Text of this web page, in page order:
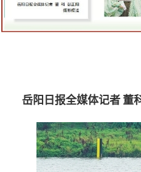
岳阳日报全媒体记者 董